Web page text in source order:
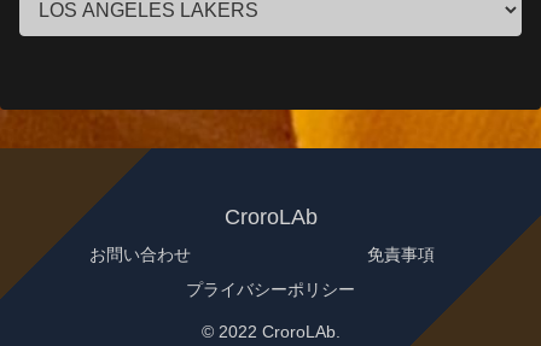
CroroLAb
お問い合わせ
免責事項
プライバシーポリシー
© 2022 CroroLAb.